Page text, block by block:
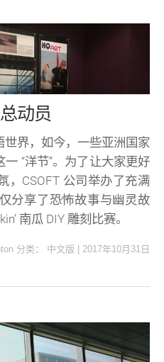
动员
界，如今，一些亚洲国家
“洋节”。为了让大家更好
，CSOFT 公司举办了充满
分享了恐怖故事与幽灵故
南瓜 DIY 雕刻比赛。
分类： 中文版 2017年10月31日